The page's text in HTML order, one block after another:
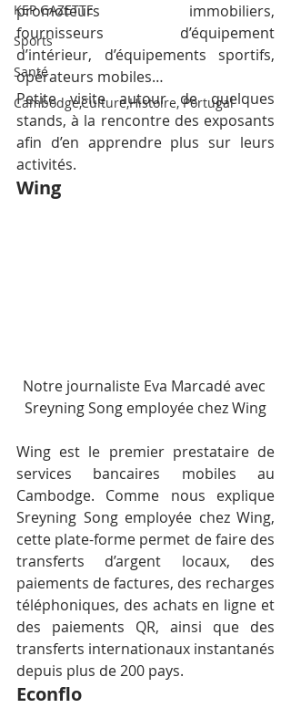
KEP GAZETTE
Sports
Santé
Cambodge,Culture,Histoire, Portugal
promoteurs immobiliers,
fournisseurs d’équipement
d’intérieur, d’équipements sportifs,
opérateurs mobiles…
Petite visite autour de quelques
stands, à la rencontre des exposants
afin d’en apprendre plus sur leurs
activités.
Wing
Notre journaliste Eva Marcadé avec
Sreyning Song employée chez Wing
Wing est le premier prestataire de
services bancaires mobiles au
Cambodge. Comme nous explique
Sreyning Song employée chez Wing,
cette plate-forme permet de faire des
transferts d’argent locaux, des
paiements de factures, des recharges
téléphoniques, des achats en ligne et
des paiements QR, ainsi que des
transferts internationaux instantanés
depuis plus de 200 pays.
Econflo